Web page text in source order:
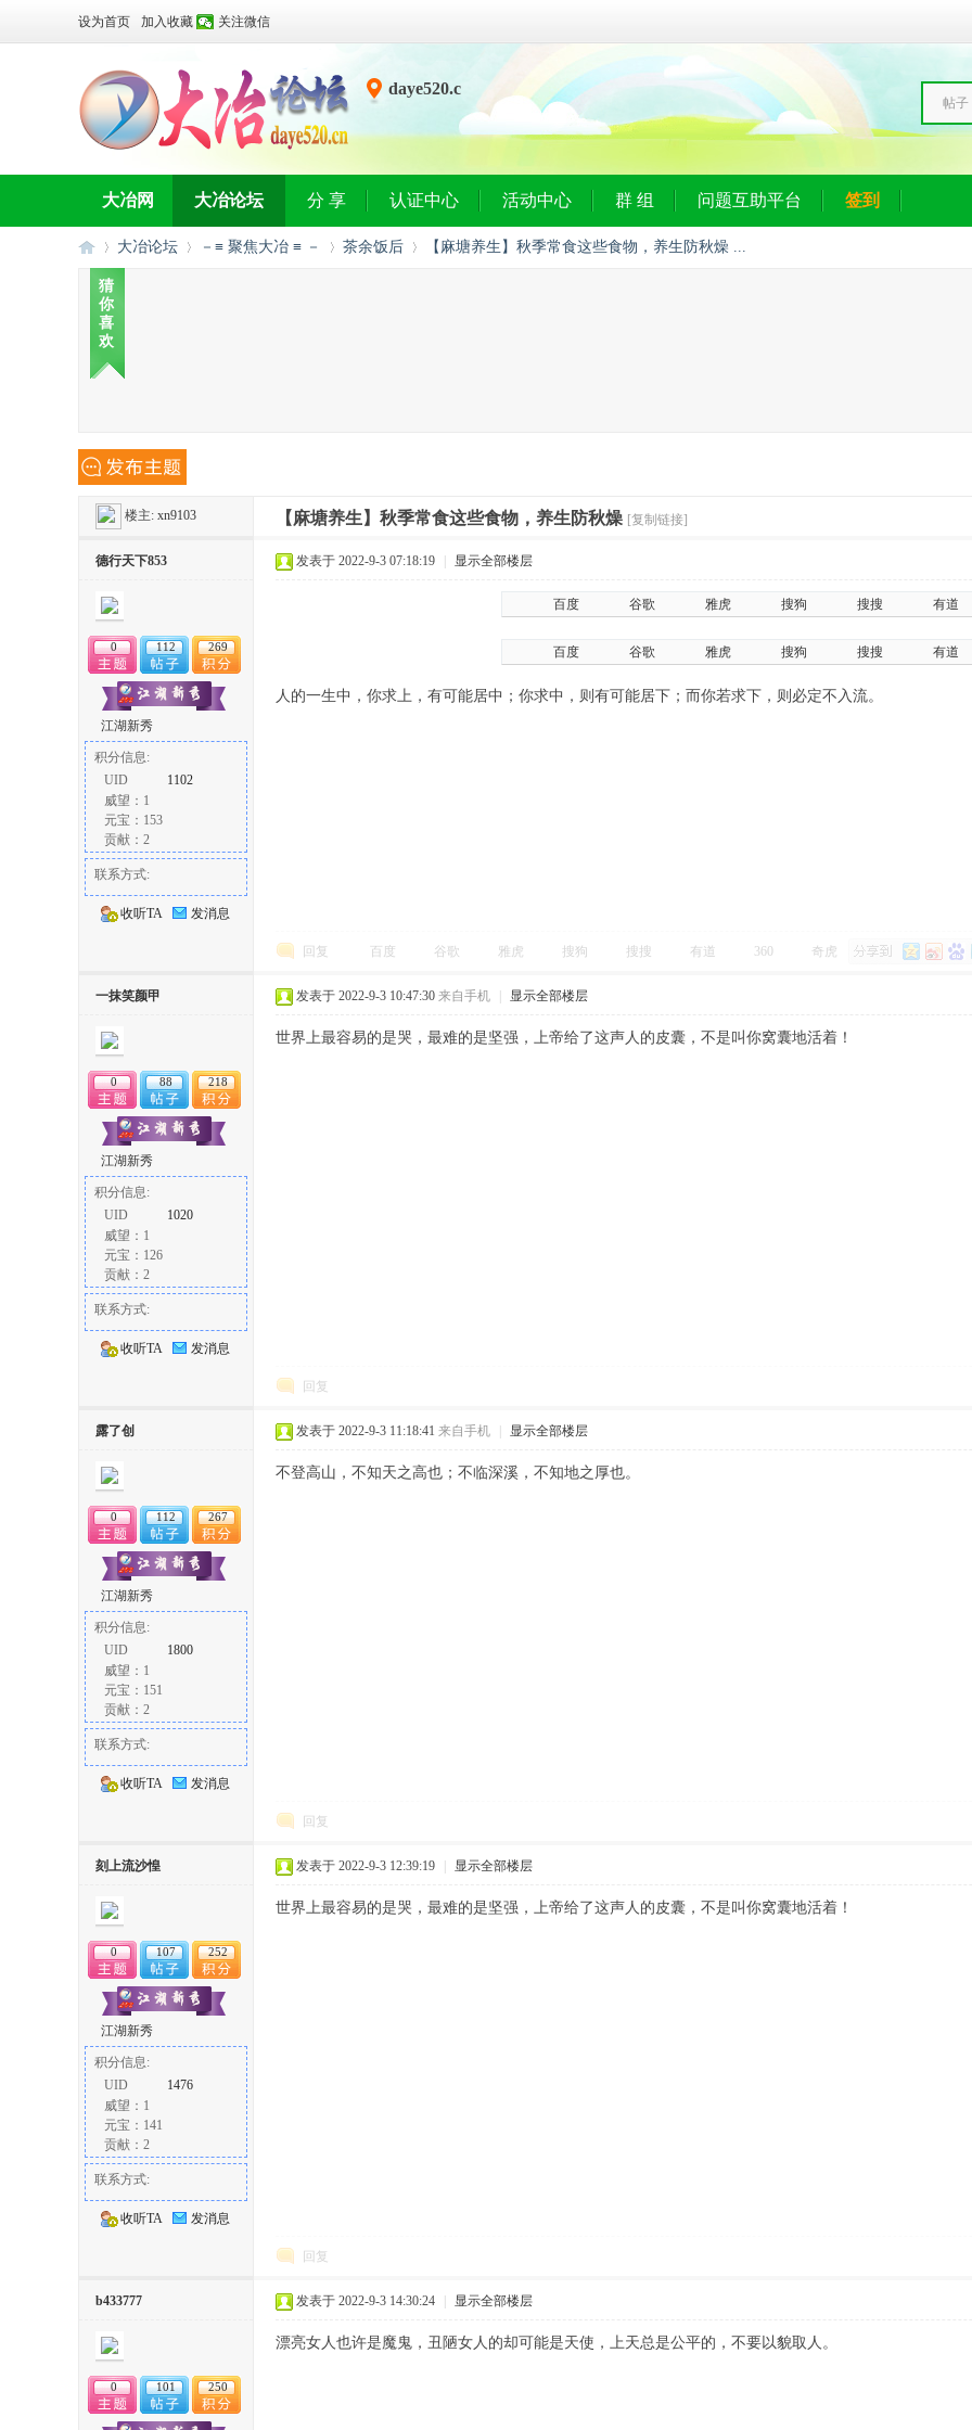
设为首页 加入收藏 关注微信
daye520.c
帖子
大冶网 大冶论坛 分 享 认证中心 活动中心 群 组 问题互助平台 签到
网
大
论
»
大冶论坛 －≡ 聚焦大冶 ≡ － 茶余饭后 【麻塘养生】秋季常食这些食物，养生防秋燥 ...
猜
你
喜
欢
楼主: xn9103 【麻塘养生】秋季常食这些食物，养生防秋燥 [复制链接]
德行天下853
0 112 269
江湖新秀
积分信息:
UID
1102
威望：1
元宝：153
贡献：2
联系方式:
收听TA 发消息
发表于 2022-9-3 07:18:19 显示全部楼层
百度 谷歌 雅虎 搜狗 搜搜 有道
百度 谷歌 雅虎 搜狗 搜搜 有道
人的一生中，你求上，有可能居中；你求中，则有可能居下；而你若求下，则必定不入流。
回复 百度 谷歌 雅虎 搜狗 搜搜 有道 360 奇虎
一抹笑颜甲
0 88 218
江湖新秀
积分信息:
UID
1020
威望：1
元宝：126
贡献：2
联系方式:
收听TA 发消息
发表于 2022-9-3 10:47:30 来自手机 显示全部楼层
世界上最容易的是哭，最难的是坚强，上帝给了这声人的皮囊，不是叫你窝囊地活着！
回复
露了创
0 112 267
江湖新秀
积分信息:
UID
1800
威望：1
元宝：151
贡献：2
联系方式:
收听TA 发消息
发表于 2022-9-3 11:18:41 来自手机 显示全部楼层
不登高山，不知天之高也；不临深溪，不知地之厚也。
回复
刻上流沙惶
0 107 252
江湖新秀
积分信息:
UID
1476
威望：1
元宝：141
贡献：2
联系方式:
收听TA 发消息
发表于 2022-9-3 12:39:19 显示全部楼层
世界上最容易的是哭，最难的是坚强，上帝给了这声人的皮囊，不是叫你窝囊地活着！
回复
b433777
0 101 250
发表于 2022-9-3 14:30:24 显示全部楼层
漂亮女人也许是魔鬼，丑陋女人的却可能是天使，上天总是公平的，不要以貌取人。